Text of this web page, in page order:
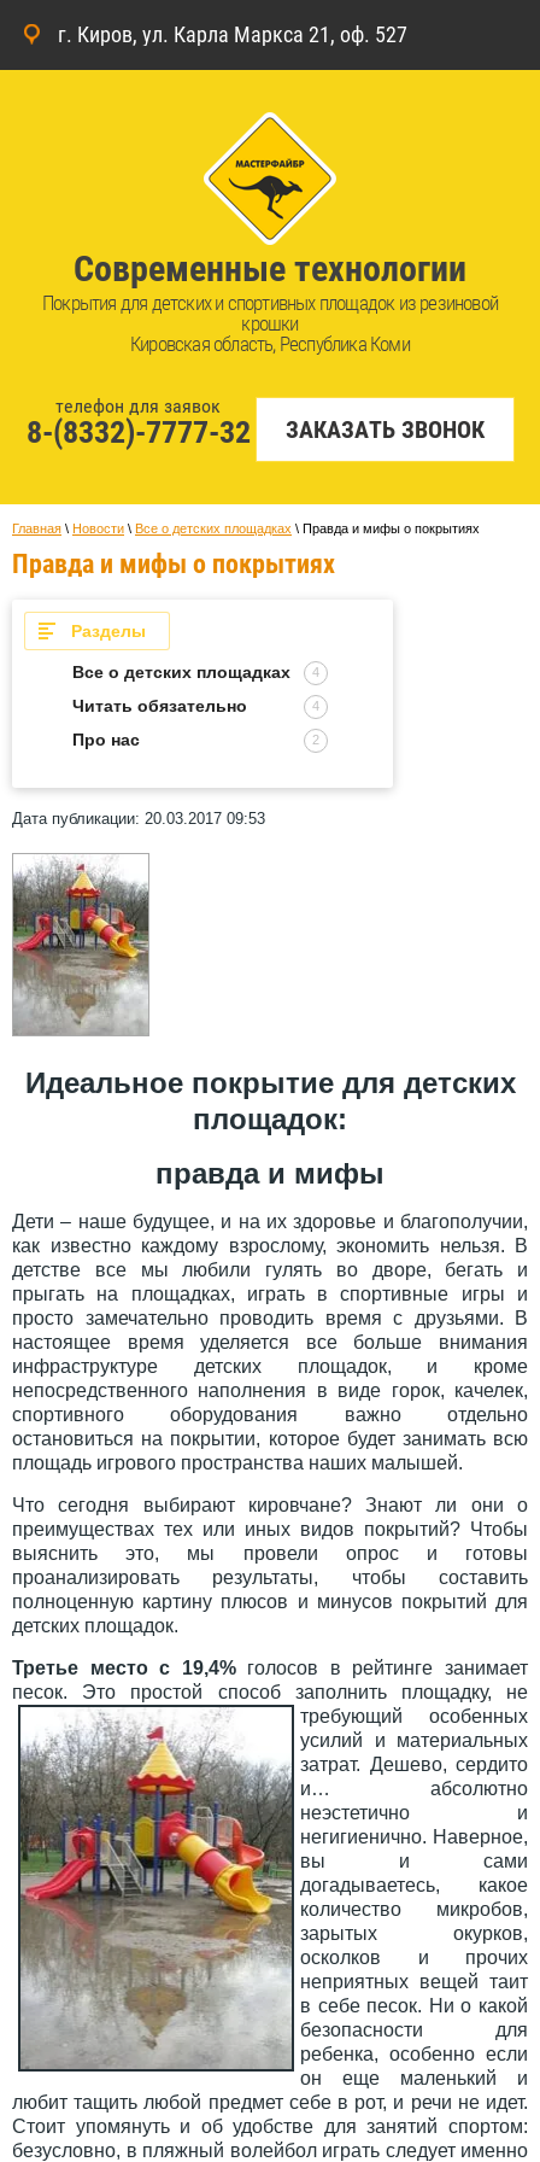
г. Киров, ул. Карла Маркса 21, оф. 527
Современные технологии
Покрытия для детских и спортивных площадок из резиновой
крошки
Кировская область, Республика Коми
телефон для заявок
8-(8332)-7777-32 ЗАКАЗАТЬ ЗВОНОК
Главная \ Новости \ Все о детских площадках \ Правда и мифы о покрытиях
Правда и мифы о покрытиях
Разделы
4
Все о детских площадках
4
Читать обязательно
2
Про нас
Дата публикации: 20.03.2017 09:53
Идеальное покрытие для детских
площадок:
правда и мифы
Дети – наше будущее, и на их здоровье и благополучии,
как известно каждому взрослому, экономить нельзя. В
детстве все мы любили гулять во дворе, бегать и
прыгать на площадках, играть в спортивные игры и
просто замечательно проводить время с друзьями. В
настоящее время уделяется все больше внимания
инфраструктуре детских площадок, и кроме
непосредственного наполнения в виде горок, качелек,
спортивного оборудования важно отдельно
остановиться на покрытии, которое будет занимать всю
площадь игрового пространства наших малышей.
Что сегодня выбирают кировчане? Знают ли они о
преимуществах тех или иных видов покрытий? Чтобы
выяснить это, мы провели опрос и готовы
проанализировать результаты, чтобы составить
полноценную картину плюсов и минусов покрытий для
детских площадок.
Третье место с 19,4%голосов в рейтинге занимает
песок. Это простой способ заполнить площадку, не
требующий особенных
усилий и материальных
затрат. Дешево, сердито
и… абсолютно
неэстетично и
негигиенично. Наверное,
вы и сами
догадываетесь, какое
количество микробов,
зарытых окурков,
осколков и прочих
неприятных вещей таит
в себе песок. Ни о какой
безопасности для
ребенка, особенно если
он еще маленький и
любит тащить любой предмет себе в рот, и речи не идет.
Стоит упомянуть и об удобстве для занятий спортом:
безусловно, в пляжный волейбол играть следует именно